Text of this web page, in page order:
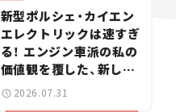
新型ポルシェ・カイエン
エレクトリックは速すぎ
る！ エンジン車派の私の
価値観を覆した、新しい
ポルシェの走り。
2026.07.31